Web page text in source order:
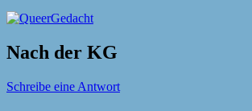
Nach der KG
Schreibe eine Antwort